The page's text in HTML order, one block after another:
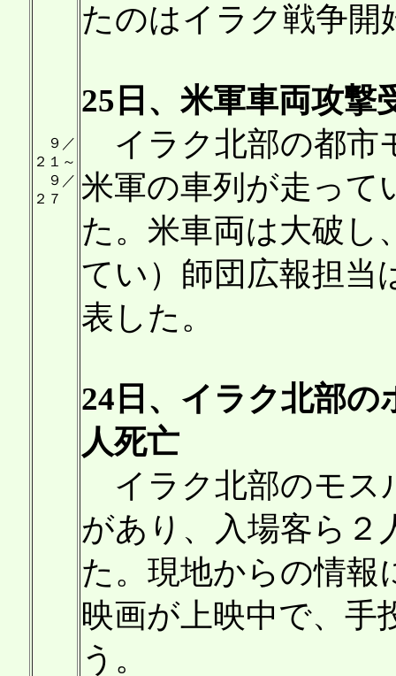
９／
２１～
９／
２７
たのはイラク戦争開
25日、米軍車両攻
イラク北部の都市
米軍の車列が走って
た。米車両は大破し
てい）師団広報担当
表した。
24日、イラク北部
人死亡
イラク北部のモス
があり、入場客ら２
た。現地からの情報
映画が上映中で、手
う。